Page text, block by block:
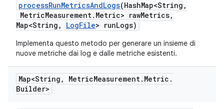
processRunMetricsAndLogs(HashMap<String ,
MetricMeasurement. Metric> rawMetrics,
Map<String , LogFile> runLogs)
Implementa questo metodo per generare un insieme di
nuove metriche dai log e dalle metriche esistenti.
Map<String , MetricMeasurement. Metric .
Builder>